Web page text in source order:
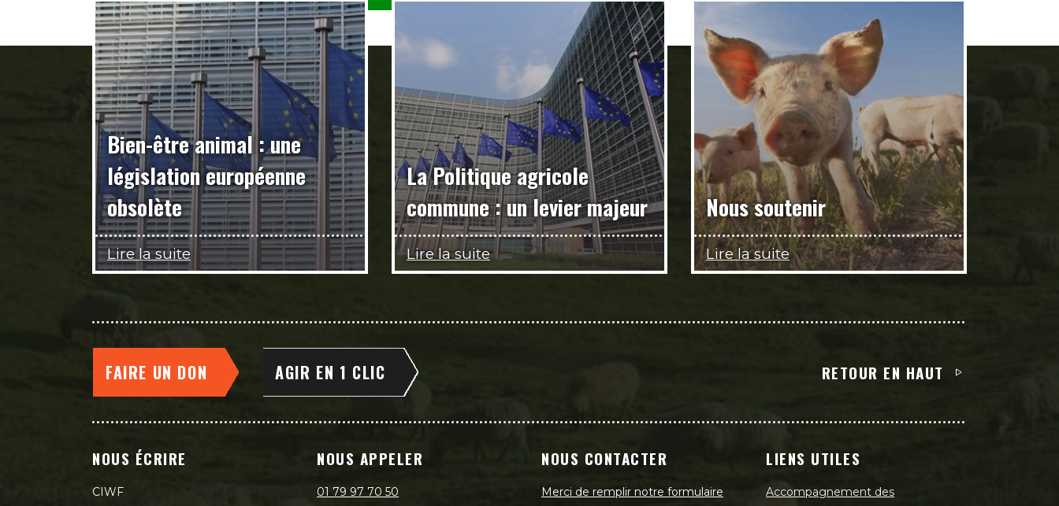
Bien-être animal : une
législation européenne
obsolète
Lire la suite
La Politique agricole
commune : un levier majeur
Lire la suite
Nous soutenir
Lire la suite
FAIRE UN DON AGIR EN 1 CLIC RETOUR EN HAUT
NOUS ÉCRIRE
CIWF
NOUS APPELER
01 79 97 70 50
NOUS CONTACTER
Merci de remplir notre formulaire
LIENS UTILES
Accompagnement des